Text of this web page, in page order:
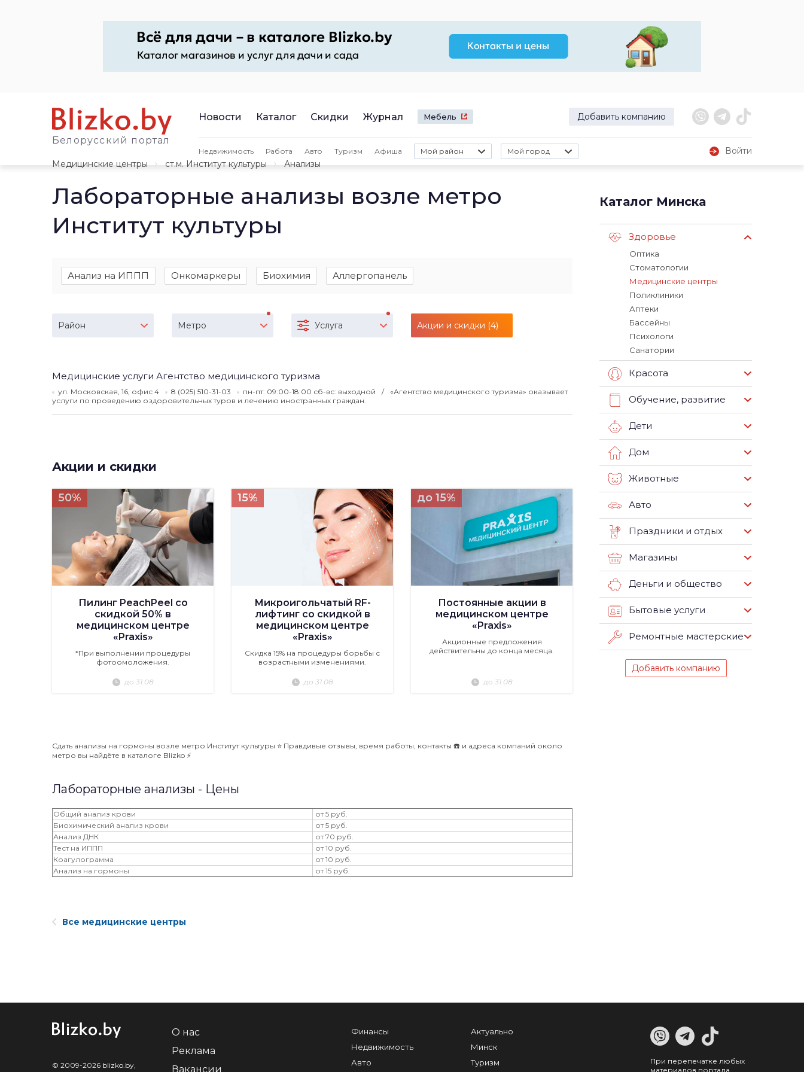
Белорусский портал
Новости Каталог Скидки Журнал Мебель Добавить компанию
Недвижимость Работа Авто Туризм Афиша Мой район Мой город
Войти
Медицинские центры
ст.м. Институт культуры Анализы
Лабораторные анализы возле метро
Институт культуры
Анализ на ИППП Онкомаркеры Биохимия Аллергопанель
Район Метро Услуга Акции и скидки (4)
Медицинские услуги Агентство медицинского туризма
ул. Московская, 16, офис 4 8 (025) 510-31-03 пн-пт: 09:00-18:00 сб-вс: выходной
«Агентство медицинского туризма» оказывает
услуги по проведению оздоровительных туров и лечению иностранных граждан.
Акции и скидки
50%
Пилинг PeachPeel со
скидкой 50% в
медицинском центре
«Praxis»
*При выполнении процедуры
фотоомоложения.
до 31.08
15%
Микроигольчатый RF-
лифтинг со скидкой в
медицинском центре
«Praxis»
Скидка 15% на процедуры борьбы с
возрастными изменениями.
до 31.08
до 15%
Постоянные акции в
медицинском центре
«Praxis»
Акционные предложения
действительны до конца месяца.
до 31.08
Сдать анализы на гормоны возле метро Институт культуры ⭐️ Правдивые отзывы, время работы, контакты ☎️ и адреса компаний около
метро вы найдёте в каталоге Blizko ⚡️
Лабораторные анализы - Цены
Общий анализ крови
от 5 руб.
Биохимический анализ крови
от 5 руб.
Анализ ДНК
от 70 руб.
Тест на ИППП
от 10 руб.
Коагулограмма
от 10 руб.
Анализ на гормоны
от 15 руб.
Каталог Минска
Здоровье
Оптика
Стоматологии
Медицинские центры
Поликлиники
Аптеки
Бассейны
Психологи
Санатории
Красота
Обучение, развитие
Дети
Дом
Животные
Авто
Праздники и отдых
Магазины
Деньги и общество
Бытовые услуги
Ремонтные мастерские
Добавить компанию
Все медицинские центры
© 2009-2026 blizko.by,
О нас
Реклама
Вакансии
Финансы
Недвижимость
Авто
Актуально
Минск
Туризм
При перепечатке любых
материалов портала